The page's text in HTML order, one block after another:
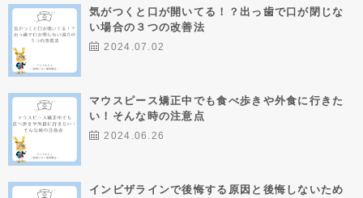
気がつくと口が開いてる！？出っ歯で口が閉じな
い場合の３つの改善法
2024.07.02
マウスピース矯正中でも食べ歩きや外食に行きた
い！そんな時の注意点
2024.06.26
インビザラインで後悔する原因と後悔しないため